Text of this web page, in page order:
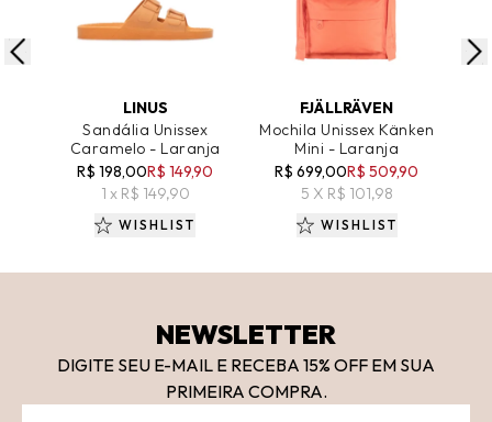
LINUS
Sandália Unissex
Caramelo - Laranja
R$ 198,00R$ 149,90
1 x R$ 149,90
WISHLIST
FJÄLLRÄVEN
Mochila Unissex Känken
Mini - Laranja
R$ 699,00R$ 509,90
5 X R$ 101,98
WISHLIST
NEWSLETTER
DIGITE SEU E-MAIL E RECEBA 15% OFF EM SUA
PRIMEIRA COMPRA.